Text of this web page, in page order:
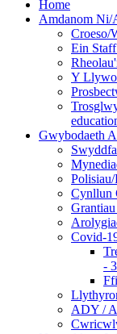
Home
Amdanom Ni/
Croeso/
Ein
Y
Gwybodaeth
Cynllun
Covid-
-
ADY /